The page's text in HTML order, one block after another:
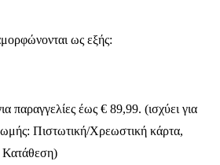
ως εξής:
παραγγελίες έως € 89,99. (ισχύει για
Πιστωτική/Χρεωστική κάρτα,
Κατάθεση)